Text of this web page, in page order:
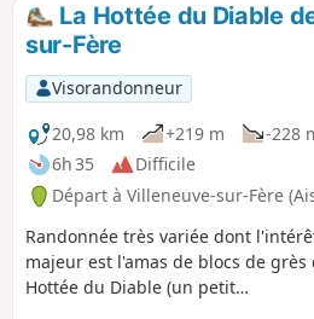
La Hottée du Diable
sur-Fère
Visorandonneur
20,98 km
+219 m
-228
6h 35
Difficile
Départ à Villeneuve-sur-Fère
Randonnée très variée dont
majeur est l'amas de blocs de grès
Hottée du Diable (un petit